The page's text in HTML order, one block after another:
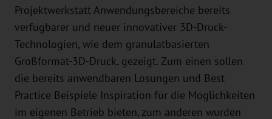
Projektwerkstatt Anwendungsbereiche bereits
verfügbarer und neuer innovativer 3D-Druck-
Technologien, wie dem granulatbasierten
Großformat-3D-Druck, gezeigt. Zum einen sollen
die bereits anwendbaren Lösungen und Best
Practice Beispiele Inspiration für die Möglichkeiten
im eigenen Betrieb bieten, zum anderen wurden